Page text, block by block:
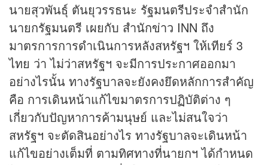
นายสุวพันธุ์ ตันยุวรรธนะ รัฐมนตรีประจำสำนัก
นายกรัฐมนตรี เผยกับ สำนักข่าว INN ถึง
มาตรการการดำเนินการหลังสหรัฐฯ ให้เทียร์ 3
ไทย ว่า ไม่ว่าสหรัฐฯ จะมีการประกาศออกมา
อย่างไรนั้น ทางรัฐบาลจะยังคงยึดหลักการสำคัญ
คือ การเดินหน้าแก้ไขมาตรการปฏิบัติต่าง ๆ
เกี่ยวกับปัญหาการค้ามนุษย์ และไม่สนใจว่า
สหรัฐฯ จะตัดสินอย่างไร ทางรัฐบาลจะเดินหน้า
แก้ไขอย่างเต็มที่ ตามทิศทางที่นายกฯ ได้กำหนด